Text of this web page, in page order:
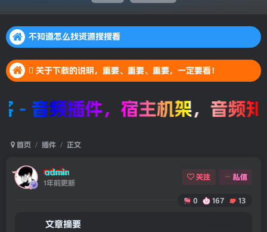
不知道怎么找资源搜搜看
 关于下载的说明，重要、重要、重要，一定要看！
 关于下载的说明，重要、重要、重要，一定要看！
 关于下载的说明，重要、重要、重要，一定要看！
频插件，宿主机架，音频知识
首页 插件 正文
admin
1年前更新
关注 私信
0 167 13
文章摘要